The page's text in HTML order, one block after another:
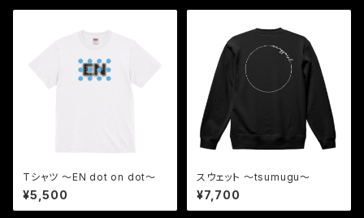
Tシャツ 〜EN dot on dot〜
¥5,500
スウェット 〜tsumugu〜
¥7,700